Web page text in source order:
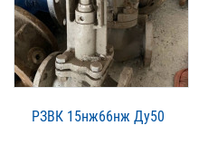
РЗВК 15нж66нж Ду50